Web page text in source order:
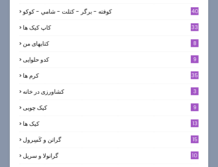
كوفته - برگر - كتلت - شامي - كوكو 40
کاپ کیک ها 33
کتابهای من 8
کدو حلوایی 9
کرم ها 35
کشاورزی در خانه 3
کیک چوبی 9
کیک ها
13
گراتن و كَسِرول 15
گرانولا و سريل 10